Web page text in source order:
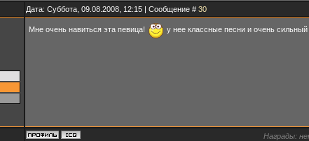
Дата: Суббота, 09.08.2008, 12:15 | Сообщение # 30
Мне очень навиться эта певица! у нее классные песни и очень сильный
Награды: